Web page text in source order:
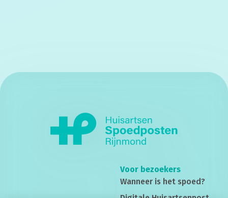
Voor bezoekers
Wanneer is het spoed?